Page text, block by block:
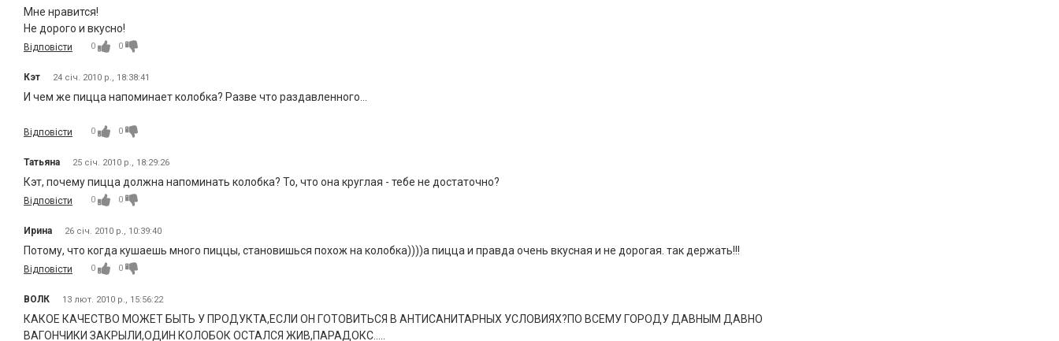
Мне нравится!
Не дорого и вкусно!
Відповісти 0 0
Кэт 24 січ. 2010 р., 18:38:41
И чем же пицца напоминает колобка? Разве что раздавленного...
Відповісти 0 0
Татьяна 25 січ. 2010 р., 18:29:26
Кэт, почему пицца должна напоминать колобка? То, что она круглая - тебе не достаточно?
Відповісти 0 0
Ирина 26 січ. 2010 р., 10:39:40
Потому, что когда кушаешь много пиццы, становишься похож на колобка))))а пицца и правда очень вкусная и не дорогая. так держать!!!
Відповісти 0 0
ВОЛК 13 лют. 2010 р., 15:56:22
КАКОЕ КАЧЕСТВО МОЖЕТ БЫТЬ У ПРОДУКТА,ЕСЛИ ОН ГОТОВИТЬСЯ В АНТИСАНИТАРНЫХ УСЛОВИЯХ?ПО ВСЕМУ ГОРОДУ ДАВНЫМ ДАВНО
ВАГОНЧИКИ ЗАКРЫЛИ,ОДИН КОЛОБОК ОСТАЛСЯ ЖИВ,ПАРАДОКС.....